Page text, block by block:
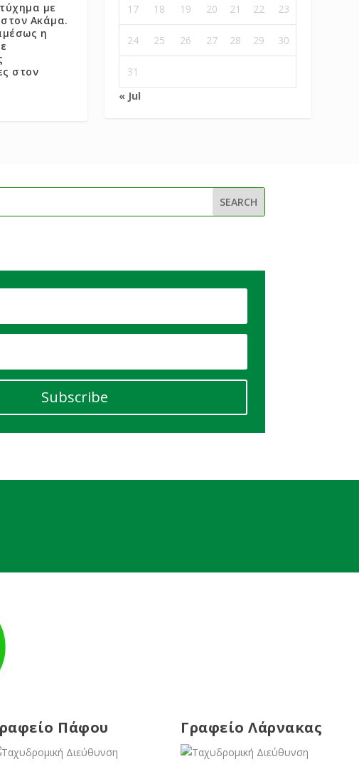
με
Ακάμα.
η
στον
17 18 19 20 21 22 23
24 25 26 27 28 29 30
31
« Jul
Subscribe
Πάφου Γραφείο Λάρνακας